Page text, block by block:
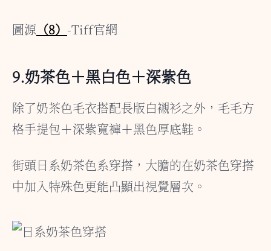
圖源 （8） -Tiff官網
9.奶茶色＋黑白色＋深紫色
除了奶茶色毛衣搭配長版白襯衫之外，毛毛方
格手提包＋深紫寬褲＋黑色厚底鞋。
街頭日系奶茶色系穿搭，大膽的在奶茶色穿搭
中加入特殊色更能凸顯出視覺層次。